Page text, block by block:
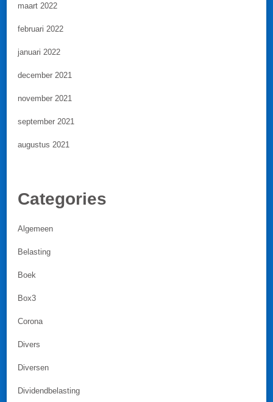
maart 2022
februari 2022
januari 2022
december 2021
november 2021
september 2021
augustus 2021
Categories
Algemeen
Belasting
Boek
Box3
Corona
Divers
Diversen
Dividendbelasting